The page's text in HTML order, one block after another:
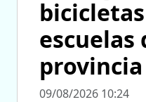
escuelas
provincia
09/08/2026 10:24